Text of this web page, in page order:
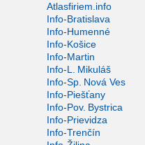
Atlasfiriem.info
Info-Bratislava
Info-Humenné
Info-Košice
Info-Martin
Info-L. Mikuláš
Info-Sp. Nová Ves
Info-Piešťany
Info-Pov. Bystrica
Info-Prievidza
Info-Trenčín